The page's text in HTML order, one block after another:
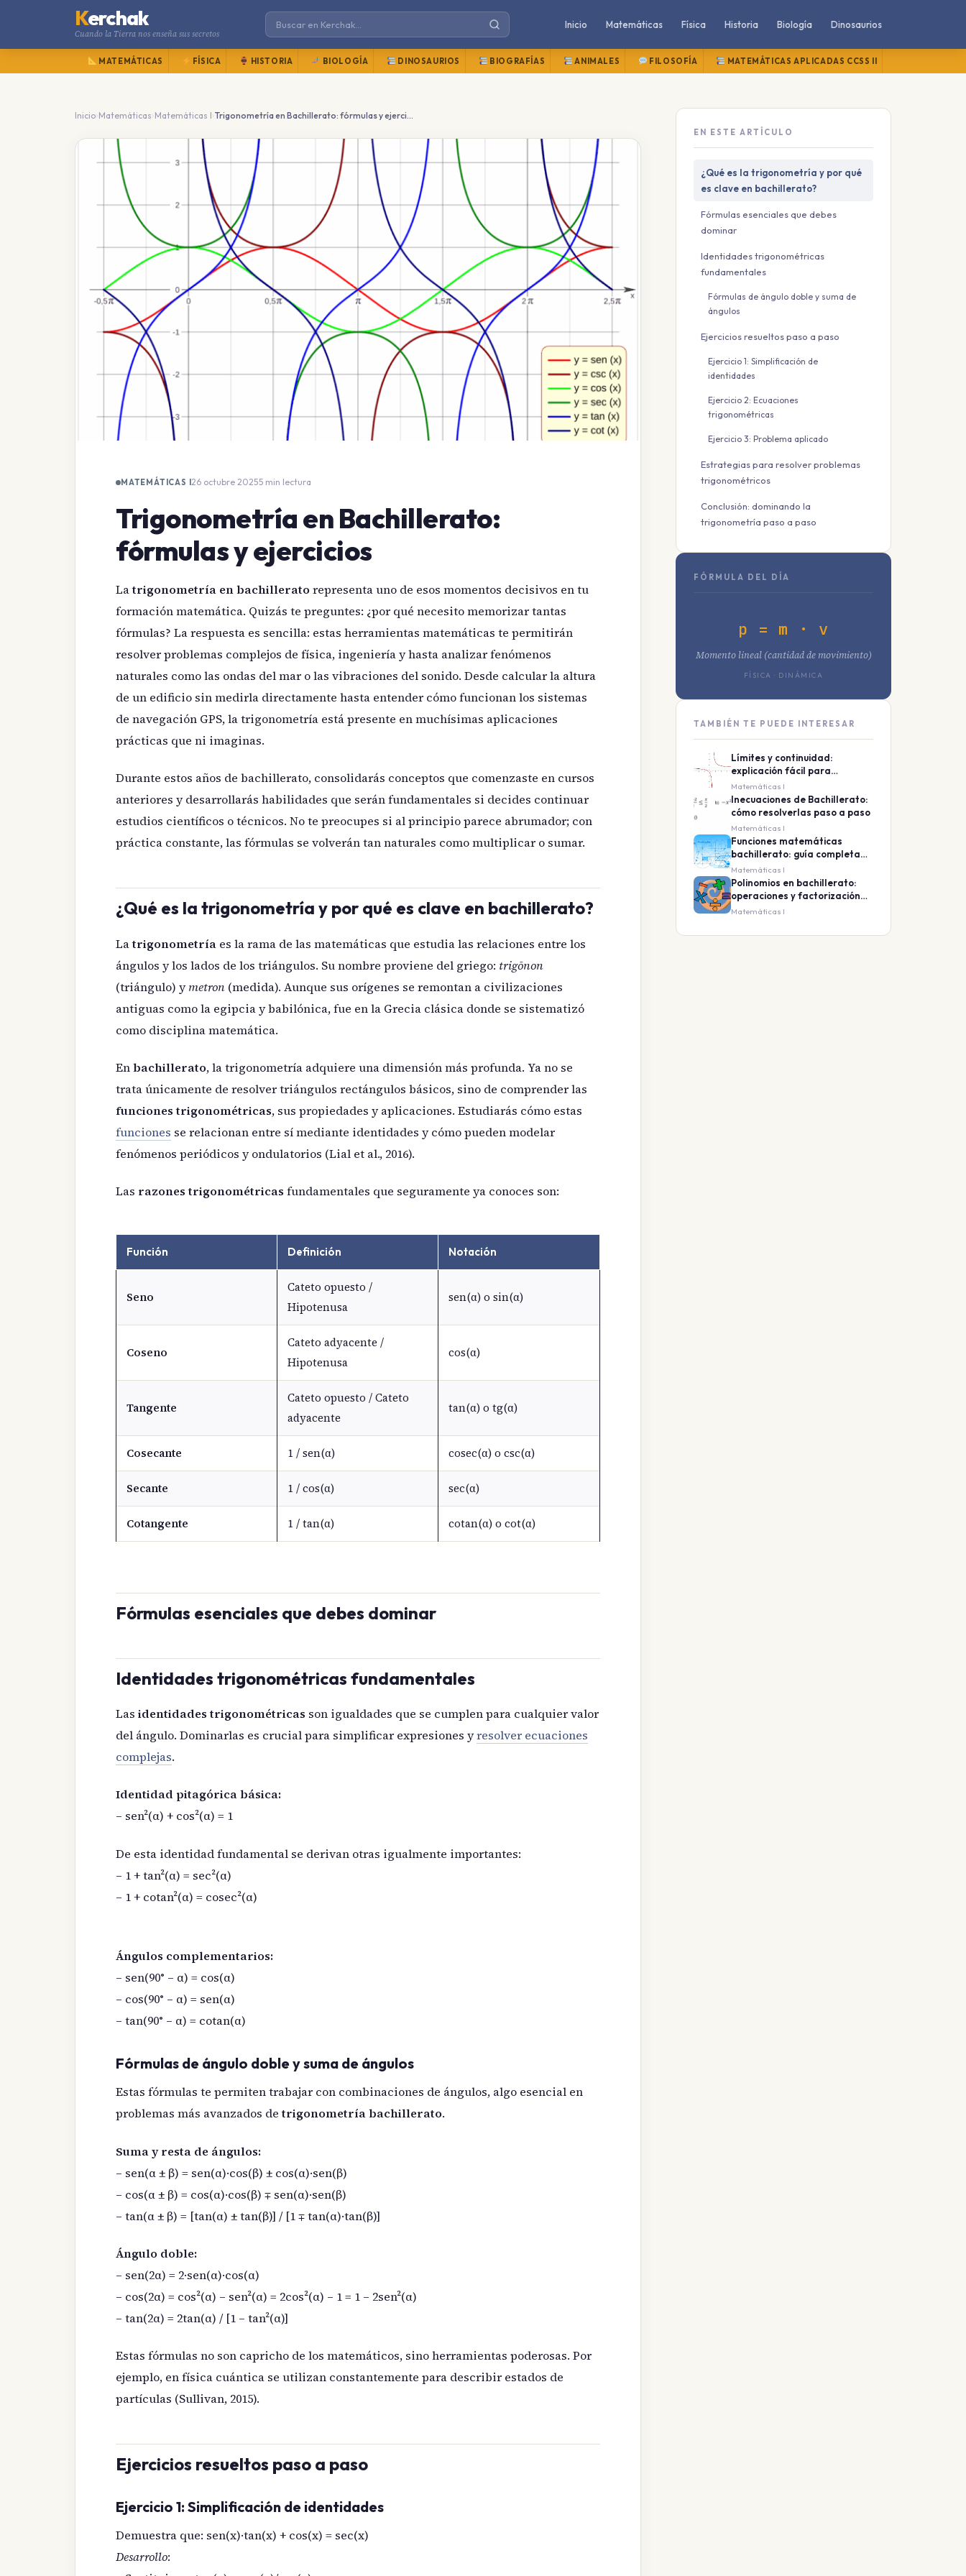
Kerchak
Cuando la Tierra nos enseña sus secretos
Inicio Matemáticas Física Historia Biología Dinosaurios
MATEMÁTICAS FÍSICA HISTORIA BIOLOGÍA DINOSAURIOS BIOGRAFÍAS ANIMALES FILOSOFÍA MATEMÁTICAS APLICADAS CCSS II
Inicio›Matemáticas ›Matemáticas I › Trigonometría en Bachillerato: fórmulas y ejercicios
MATEMÁTICAS I26 octubre 2025·5 min lectura
Trigonometría en Bachillerato:
fórmulas y ejercicios
Latrigonometría en bachillerato representa uno de esos momentos decisivos en tu
formación matemática. Quizás te preguntes: ¿por qué necesito memorizar tantas
fórmulas? La respuesta es sencilla: estas herramientas matemáticas te permitirán
resolver problemas complejos de física, ingeniería y hasta analizar fenómenos
naturales como las ondas del mar o las vibraciones del sonido. Desde calcular la altura
de un edificio sin medirla directamente hasta entender cómo funcionan los sistemas
de navegación GPS, la trigonometría está presente en muchísimas aplicaciones
prácticas que ni imaginas.
Durante estos años de bachillerato, consolidarás conceptos que comenzaste en cursos
anteriores y desarrollarás habilidades que serán fundamentales si decides continuar
estudios científicos o técnicos. No te preocupes si al principio parece abrumador; con
práctica constante, las fórmulas se volverán tan naturales como multiplicar o sumar.
¿Qué es la trigonometría y por qué es clave en bachillerato?
Latrigonometría es la rama de las matemáticas que estudia las relaciones entre los
ángulos y los lados de los triángulos. Su nombre proviene del griego: trigōnon
(triángulo) ymetron (medida). Aunque sus orígenes se remontan a civilizaciones
antiguas como la egipcia y babilónica, fue en la Grecia clásica donde se sistematizó
como disciplina matemática.
Enbachillerato, la trigonometría adquiere una dimensión más profunda. Ya no se
trata únicamente de resolver triángulos rectángulos básicos, sino de comprender las
funciones trigonométricas, sus propiedades y aplicaciones. Estudiarás cómo estas
funciones se relacionan entre sí mediante identidades y cómo pueden modelar
fenómenos periódicos y ondulatorios (Lial et al., 2016).
Las razones trigonométricas fundamentales que seguramente ya conoces son:
Función Definición Notación
Seno
Cateto opuesto /
Hipotenusa
sen(α) o sin(α)
Coseno
Cateto adyacente /
Hipotenusa
cos(α)
Tangente
Cateto opuesto / Cateto
adyacente
tan(α) o tg(α)
Cosecante 1 / sen(α) cosec(α) o csc(α)
Secante 1 / cos(α) sec(α)
Cotangente 1 / tan(α) cotan(α) o cot(α)
Fórmulas esenciales que debes dominar
Identidades trigonométricas fundamentales
Las identidades trigonométricas son igualdades que se cumplen para cualquier valor
del ángulo. Dominarlas es crucial para simplificar expresiones yresolver ecuaciones
complejas.
Identidad pitagórica básica:
– sen²(α) + cos²(α) = 1
De esta identidad fundamental se derivan otras igualmente importantes:
– 1 + tan²(α) = sec²(α)
– 1 + cotan²(α) = cosec²(α)
Ángulos complementarios:
– sen(90° – α) = cos(α)
– cos(90° – α) = sen(α)
– tan(90° – α) = cotan(α)
Fórmulas de ángulo doble y suma de ángulos
Estas fórmulas te permiten trabajar con combinaciones de ángulos, algo esencial en
problemas más avanzados detrigonometría bachillerato.
Suma y resta de ángulos:
– sen(α ± β) = sen(α)·cos(β) ± cos(α)·sen(β)
– cos(α ± β) = cos(α)·cos(β) ∓ sen(α)·sen(β)
– tan(α ± β) = [tan(α) ± tan(β)] / [1 ∓ tan(α)·tan(β)]
Ángulo doble:
– sen(2α) = 2·sen(α)·cos(α)
– cos(2α) = cos²(α) – sen²(α) = 2cos²(α) – 1 = 1 – 2sen²(α)
– tan(2α) = 2tan(α) / [1 – tan²(α)]
Estas fórmulas no son capricho de los matemáticos, sino herramientas poderosas. Por
ejemplo, en física cuántica se utilizan constantemente para describir estados de
partículas (Sullivan, 2015).
Ejercicios resueltos paso a paso
Ejercicio 1: Simplificación de identidades
Demuestra que: sen(x)·tan(x) + cos(x) = sec(x)
Desarrollo:
EN ESTE ARTÍCULO
¿Qué es la trigonometría y por qué
es clave en bachillerato?
Fórmulas esenciales que debes
dominar
Identidades trigonométricas
fundamentales
Fórmulas de ángulo doble y suma de
ángulos
Ejercicios resueltos paso a paso
Ejercicio 1: Simplificación de
identidades
Ejercicio 2: Ecuaciones
trigonométricas
Ejercicio 3: Problema aplicado
Estrategias para resolver problemas
trigonométricos
Conclusión: dominando la
trigonometría paso a paso
FÓRMULA DEL DÍA
p = m · v
Momento lineal (cantidad de movimiento)
FÍSICA · DINÁMICA
TAMBIÉN TE PUEDE INTERESAR
Límites y continuidad:
explicación fácil para
bachillerato
Matemáticas I
Inecuaciones de Bachillerato:
cómo resolverlas paso a paso
Matemáticas I
Funciones matemáticas
bachillerato: guía completa
de teoría y ejercicios resueltos
Matemáticas I
Polinomios en bachillerato:
operaciones y factorización
paso a paso
Matemáticas I